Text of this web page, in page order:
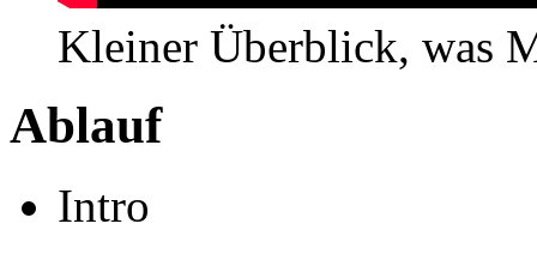
Kleiner Überblick, was
Ablauf
Intro